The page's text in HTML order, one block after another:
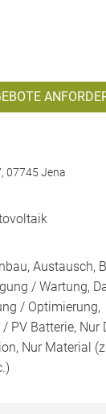
07745 Jena
Austausch,
/ Wartung,
/ Optimierung,
PV Batterie,
Nur Material